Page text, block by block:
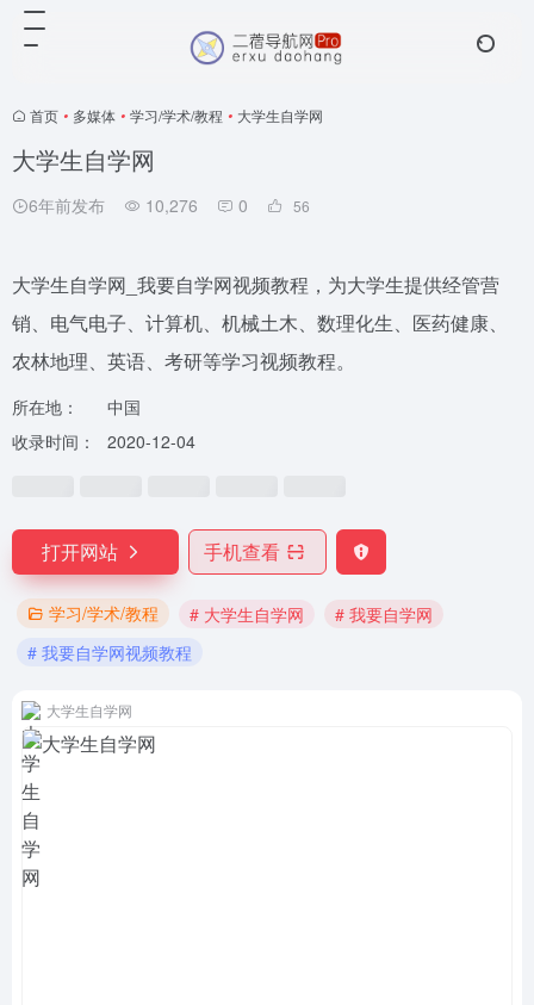
首页 • 多媒体 • 学习/学术/教程 • 大学生自学网
大学生自学网
6年前发布 10,276 0 56
大学生自学网_我要自学网视频教程，为大学生提供经管营
销、电气电子、计算机、机械土木、数理化生、医药健康、
农林地理、英语、考研等学习视频教程。
所在地：
中国
收录时间：
2020-12-04
打开网站 手机查看
学习/学术/教程 # 大学生自学网
# 我要自学网
# 我要自学网视频教程
大学生自学网